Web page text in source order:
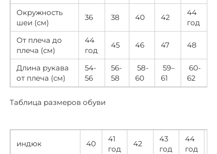
Окружность
шеи (см)
36 38 40 42
44
год
От плеча до
плеча (см)
44
год
45 46 47 48
Длина рукава
от плеча (см)
54-
56
56-
58
58-
60
59–
61
60-
62
Таблица размеров обуви
индюк 40
41
год
42
43
год
44
год